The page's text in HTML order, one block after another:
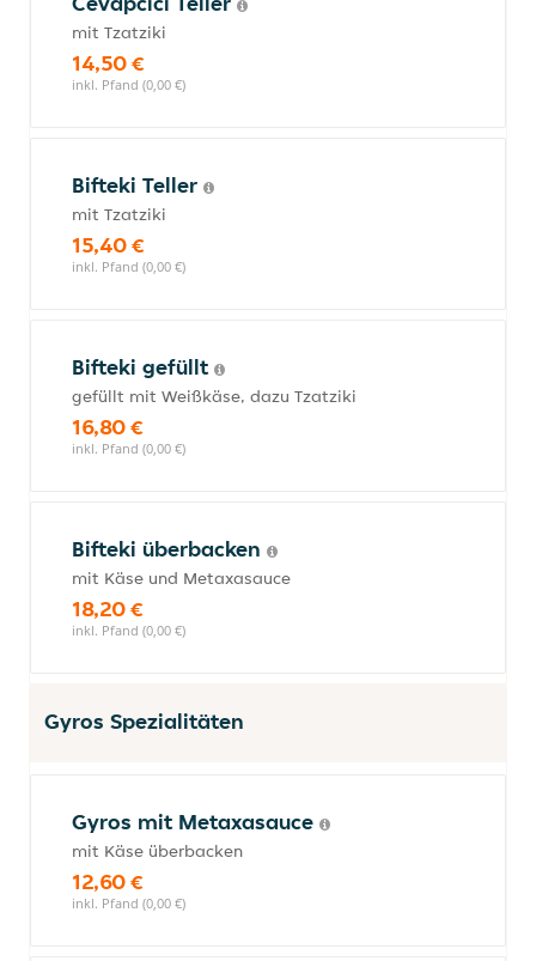
mit Tzatziki
14,50 €
inkl. Pfand (0,00 €)
Bifteki Teller
mit Tzatziki
15,40 €
inkl. Pfand (0,00 €)
Bifteki gefüllt
gefüllt mit Weißkäse, dazu Tzatziki
16,80 €
inkl. Pfand (0,00 €)
Bifteki überbacken
mit Käse und Metaxasauce
18,20 €
inkl. Pfand (0,00 €)
Gyros Spezialitäten
Gyros mit Metaxasauce
mit Käse überbacken
12,60 €
inkl. Pfand (0,00 €)